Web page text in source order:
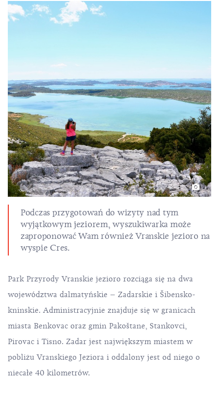
Podczas przygotowań do wizyty nad tym
wyjątkowym jeziorem, wyszukiwarka może
zaproponować Wam również Vranskie jezioro na
wyspie Cres.
Park Przyrody Vranskie jezioro rozciąga się na dwa
województwa dalmatyńskie – Zadarskie i Šibensko-
kninskie. Administracyjnie znajduje się w granicach
miasta Benkovac oraz gmin Pakoštane, Stankovci,
Pirovac i Tisno. Zadar jest największym miastem w
pobliżu Vranskiego Jeziora i oddalony jest od niego o
niecałe 40 kilometrów.